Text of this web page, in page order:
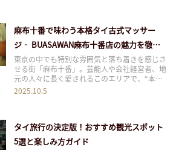
麻布十番で味わう本格タイ古式マッサー
ジ‐ BUASAWAN麻布十番店の魅力を徹底
解説
東京の中でも特別な雰囲気と落ち着きを感じさ
せる街「麻布十番」。芸能人や会社経営者、地
元の人々に長く愛されるこのエリアで、“本場
仕込み”のタイ古式マッサージが高い評価を集
ま
2025.10.5
タイ旅行の決定版！おすすめ観光スポット
5選と楽しみ方ガイド